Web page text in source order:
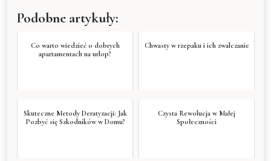
Podobne artykuły:
Co warto wiedzieć o dobrych
apartamentach na urlop?
Chwasty w rzepaku i ich zwalczanie
Skuteczne Metody Deratyzacji: Jak
Pozbyć się Szkodników w Domu?
Czysta Rewolucja w Małej
Społeczności